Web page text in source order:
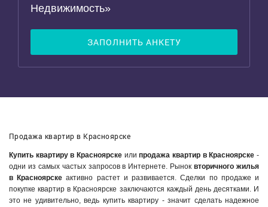
Недвижимость»
ЗАПОЛНИТЬ АНКЕТУ
Продажа квартир в Красноярске
Купить квартиру в Красноярске илипродажа квартир в Красноярске -
одни из самых частых запросов в Интернете. Рыноквторичного жилья
в Красноярске активно растет и развивается. Сделки по продаже и
покупке квартир в Красноярске заключаются каждый день десятками. И
это не удивительно, ведь купить квартиру - значит сделать надежное